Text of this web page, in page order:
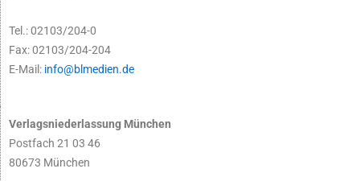
Tel.: 02103/204-0
Fax: 02103/204-204
E-Mail: info@blmedien.de
Verlagsniederlassung München
Postfach 21 03 46
80673 München